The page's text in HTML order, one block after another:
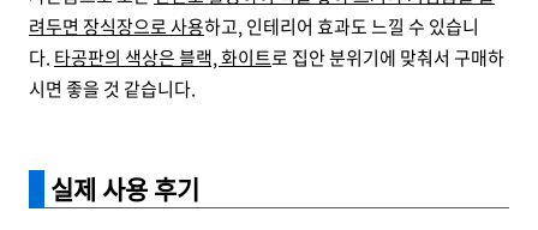
려두면 장식장으로 사용하고, 인테리어 효과도 느낄 수 있습니
다. 타공판의 색상은 블랙, 화이트로 집안 분위기에 맞춰서 구매하
시면 좋을 것 같습니다.
실제 사용 후기